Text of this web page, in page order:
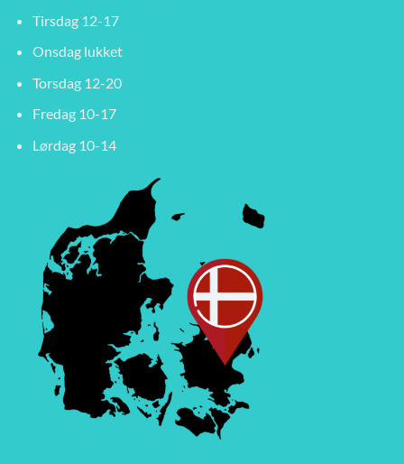
Tirsdag 12-17
Onsdag lukket
Torsdag 12-20
Fredag 10-17
Lørdag 10-14